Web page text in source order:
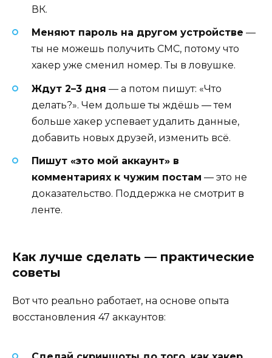
ВК.
Меняют пароль на другом устройстве —
ты не можешь получить СМС, потому что
хакер уже сменил номер. Ты в ловушке.
Ждут 2–3 дня — а потом пишут: «Что
делать?». Чем дольше ты ждёшь — тем
больше хакер успевает удалить данные,
добавить новых друзей, изменить всё.
Пишут «это мой аккаунт» в
комментариях к чужим постам — это не
доказательство. Поддержка не смотрит в
ленте.
Как лучше сделать — практические
советы
Вот что реально работает, на основе опыта
восстановления 47 аккаунтов: